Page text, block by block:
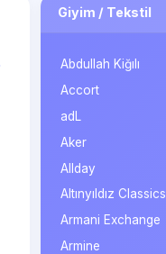
Giyim / Tekstil
Abdullah Kiğılı
Accort
adL
Aker
Allday
Altınyıldız Classics
Armani Exchange
Armine